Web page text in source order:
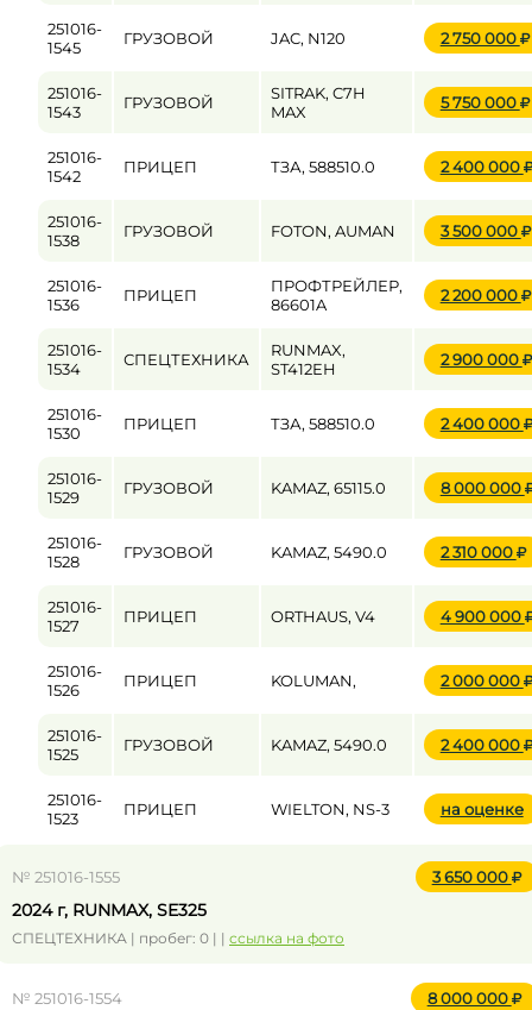
251016-
1545
ГРУЗОВОЙ JAC, N120 2 750 000
251016-
1543
ГРУЗОВОЙ
SITRAK, C7H
MAX
5 750 000
251016-
1542
ПРИЦЕП ТЗА, 588510.0 2 400 000
251016-
1538
ГРУЗОВОЙ FOTON, AUMAN 3 500 000
251016-
1536
ПРИЦЕП
ПРОФТРЕЙЛЕР,
86601A
2 200 000
251016-
1534
СПЕЦТЕХНИКА
RUNMAX,
ST412EH
2 900 000
251016-
1530
ПРИЦЕП ТЗА, 588510.0 2 400 000
251016-
1529
ГРУЗОВОЙ KAMAZ, 65115.0 8 000 000
251016-
1528
ГРУЗОВОЙ KAMAZ, 5490.0 2 310 000
251016-
1527
ПРИЦЕП ORTHAUS, V4 4 900 000
251016-
1526
ПРИЦЕП KOLUMAN, 2 000 000
251016-
1525
ГРУЗОВОЙ KAMAZ, 5490.0 2 400 000
251016-
1523
ПРИЦЕП WIELTON, NS-3 на оценке
№ 251016-1555 3 650 000
2024 г, RUNMAX, SE325
СПЕЦТЕХНИКА | пробег: 0 | | ссылка на фото
№ 251016-1554 8 000 000